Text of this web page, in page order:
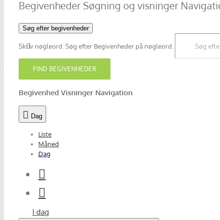
Begivenheder Søgning og visninger
Søg efter begivenheder
Skriv nøgleord. Søg efter Begivenheder på nøgleord.
FIND BEGIVENHEDER
Begivenhed Visninger Navigation
Dag
Liste
Måned
Dag
I dag